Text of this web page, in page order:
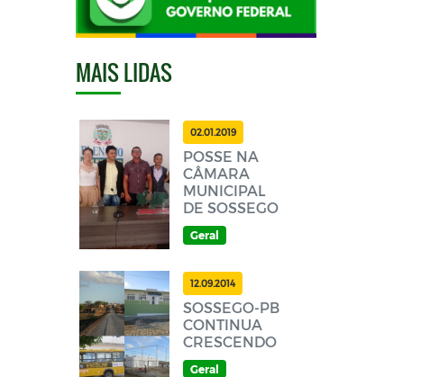
MAIS LIDAS
02.01.2019
POSSE NA
CÂMARA
MUNICIPAL
DE SOSSEGO
Geral
12.09.2014
SOSSEGO-PB
CONTINUA
CRESCENDO
Geral